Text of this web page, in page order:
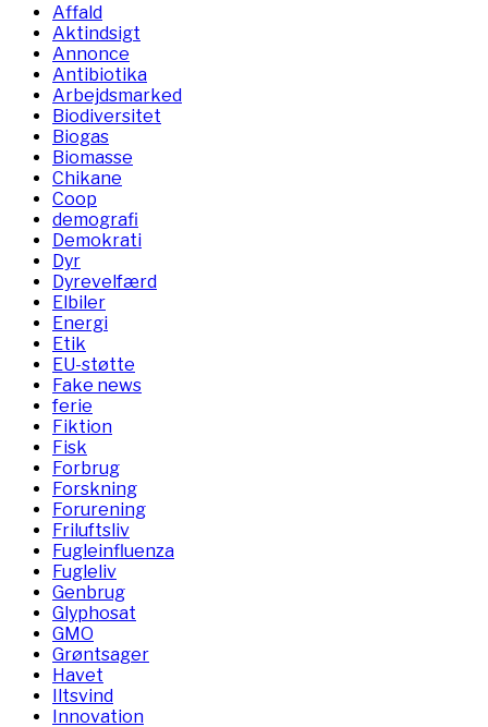
Affald
Aktindsigt
Annonce
Antibiotika
Arbejdsmarked
Biodiversitet
Biogas
Biomasse
Chikane
Coop
demografi
Demokrati
Dyr
Dyrevelfærd
Elbiler
Energi
Etik
EU-støtte
Fake news
ferie
Fiktion
Fisk
Forbrug
Forskning
Forurening
Friluftsliv
Fugleinfluenza
Fugleliv
Genbrug
Glyphosat
GMO
Grøntsager
Havet
Iltsvind
Innovation